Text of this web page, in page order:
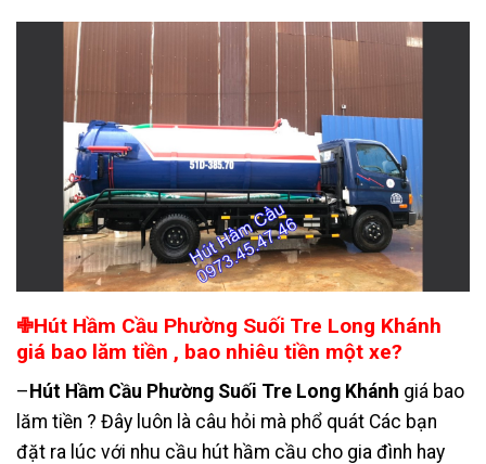
✙Hút Hầm Cầu Phường Suối Tre Long Khánh
giá bao lăm tiền , bao nhiêu tiền một xe?
–Hút Hầm Cầu Phường Suối Tre Long Khánh giá bao
lăm tiền ? Đây luôn là câu hỏi mà phổ quát Các bạn
đặt ra lúc với nhu cầu hút hầm cầu cho gia đình hay